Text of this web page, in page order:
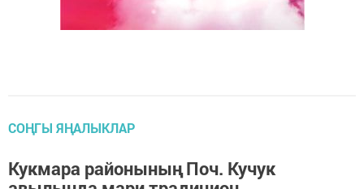
СОҢГЫ ЯҢАЛЫКЛАР
Кукмара районының Поч. Кучук